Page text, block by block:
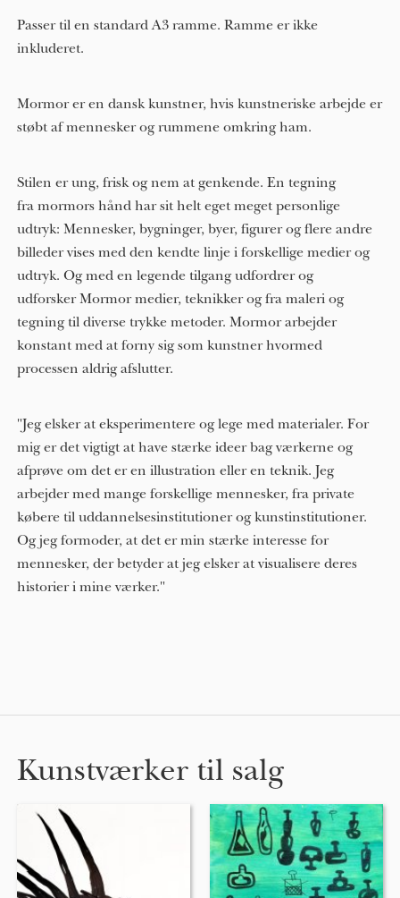
Passer til en standard A3 ramme. Ramme er ikke
inkluderet.
Mormor er en dansk kunstner, hvis kunstneriske arbejde er
støbt af mennesker og rummene omkring ham.
Stilen er ung, frisk og nem at genkende. En tegning
fra mormors hånd har sit helt eget meget personlige
udtryk: Mennesker, bygninger, byer, figurer og flere andre
billeder vises med den kendte linje i forskellige medier og
udtryk. Og med en legende tilgang udfordrer og
udforsker Mormor medier, teknikker og fra maleri og
tegning til diverse trykke metoder. Mormor arbejder
konstant med at forny sig som kunstner hvormed
processen aldrig afslutter.
"Jeg elsker at eksperimentere og lege med materialer. For
mig er det vigtigt at have stærke ideer bag værkerne og
afprøve om det er en illustration eller en teknik. Jeg
arbejder med mange forskellige mennesker, fra private
købere til uddannelsesinstitutioner og kunstinstitutioner.
Og jeg formoder, at det er min stærke interesse for
mennesker, der betyder at jeg elsker at visualisere deres
historier i mine værker."
Kunstværker til salg